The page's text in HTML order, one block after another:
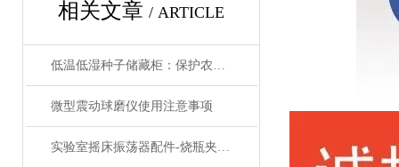
相关文章 / ARTICLE
低温低湿种子储藏柜：保护农业未来的关键设备
微型震动球磨仪使用注意事项
实验室摇床振荡器配件-烧瓶夹具的分类和介绍